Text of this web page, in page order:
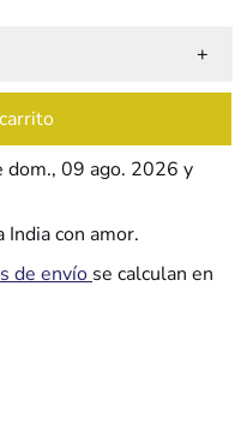
+
dom., 09 ago. 2026 y
con amor.
de envío se calculan en